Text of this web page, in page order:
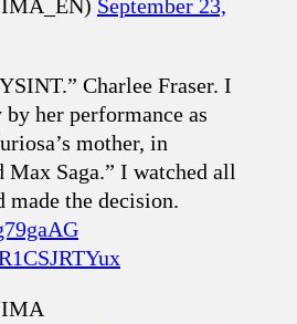
September 23,
Charlee Fraser. I
her performance as
mother, in
Max Saga.” I watched all
made the decision.